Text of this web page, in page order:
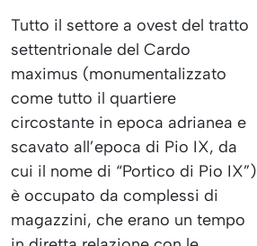
Tutto il settore a ovest del tratto
settentrionale del Cardo
maximus (monumentalizzato
come tutto il quartiere
circostante in epoca adrianea e
scavato all’epoca di Pio IX, da
cui il nome di “Portico di Pio IX”)
è occupato da complessi di
magazzini, che erano un tempo